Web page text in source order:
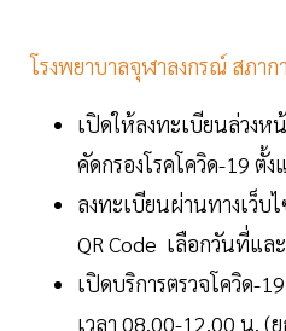
โรงพยาบาลจุฬาลงกรณ์ สภาก
เปิดให้ลงทะเบียนล่วงห
คัดกรองโรคโควิด-19 ตั้
ลงทะเบียนผ่านทางเว็บ
QR Code เลือกวันที่แล
เปิดบริการตรวจโควิด-
เวลา 08.00-12.00 น. (